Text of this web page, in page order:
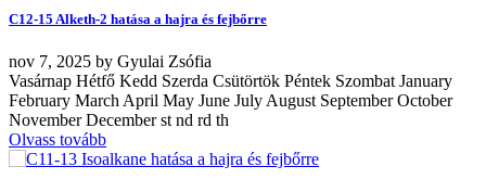
C12-15 Alketh-2 hatása a hajra és fejbőrre
nov 7, 2025 by Gyulai Zsófia
Vasárnap Hétfő Kedd Szerda Csütörtök Péntek Szombat January
February March April May June July August September October
November December st nd rd th
Olvass tovább